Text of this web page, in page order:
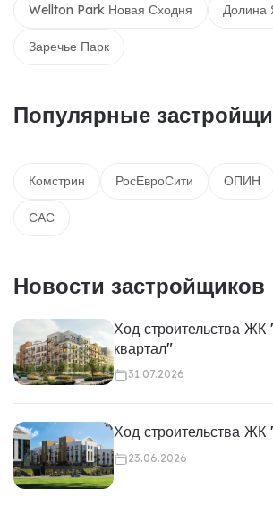
Wellton Park Новая Сходня Долина
Заречье Парк
Популярные
Комстрин РосЕвроСити ОПИН
САС
Новости застройщиков
Ход строительства
квартал"
31.07.2026
Ход строительства
23.06.2026